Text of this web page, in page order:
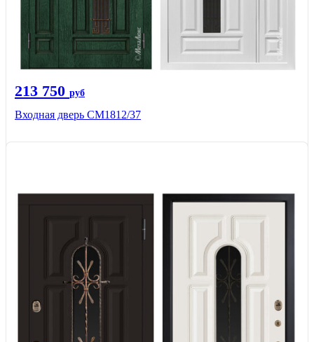
213 750 руб
Входная дверь СМ1812/37